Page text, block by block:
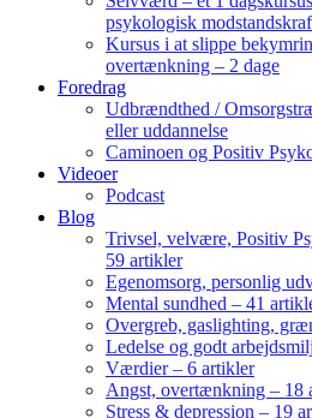
psykologisk
Kursus i at slippe
overtænkning – 2 dage
Foredrag
Udbrændthed /
eller uddannelse
Caminoen og Positiv
Videoer
Podcast
Blog
Trivsel, velvære, Positiv
59 artikler
Egenomsorg, personlig
Mental sundhed – 41
Overgreb, gaslighting,
Ledelse og godt
Værdier – 6 artikler
Angst, overtænkning – 18
Stress & depression – 19